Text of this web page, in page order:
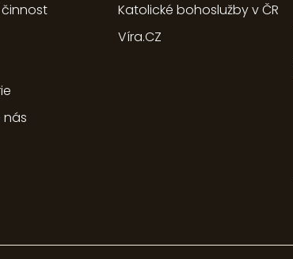
Katolické bohoslužby v ČR
Víra.CZ